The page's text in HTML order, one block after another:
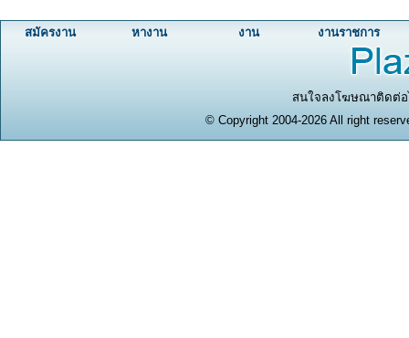
สมัครงาน หางาน งาน งานราชการ
สนใจลงโฆษณาติดต่อ
© Copyright 2004-2026 All right